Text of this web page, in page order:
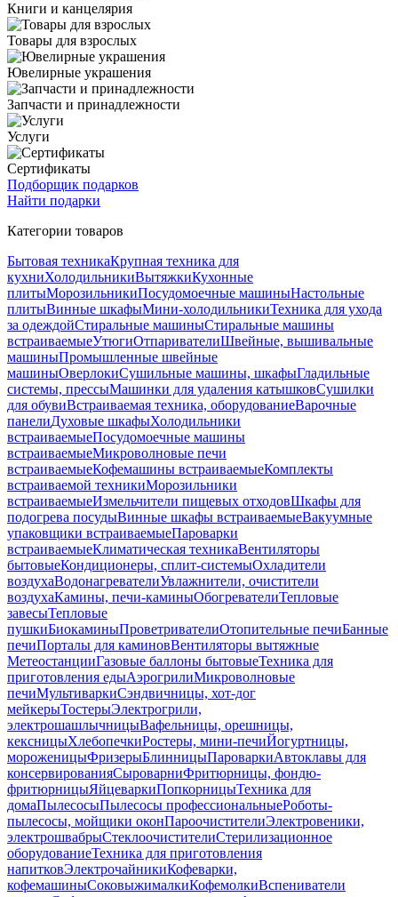
Книги и канцелярия
Товары для взрослых
Ювелирные украшения
Запчасти и принадлежности
Услуги
Сертификаты
Подборщик подарков
Найти подарки
Категории товаров
Бытовая техникаКрупная техника для
кухниХолодильникиВытяжкиКухонные
плитыМорозильникиПосудомоечные машиныНастольные
плитыВинные шкафыМини-холодильникиТехника для ухода
за одеждойСтиральные машиныСтиральные машины
встраиваемыеУтюгиОтпаривателиШвейные, вышивальные
машиныПромышленные швейные
машиныОверлокиСушильные машины, шкафыГладильные
системы, прессыМашинки для удаления катышковСушилки
для обувиВстраиваемая техника, оборудованиеВарочные
панелиДуховые шкафыХолодильники
встраиваемыеПосудомоечные машины
встраиваемыеМикроволновые печи
встраиваемыеКофемашины встраиваемыеКомплекты
встраиваемой техникиМорозильники
встраиваемыеИзмельчители пищевых отходовШкафы для
подогрева посудыВинные шкафы встраиваемыеВакуумные
упаковщики встраиваемыеПароварки
встраиваемыеКлиматическая техникаВентиляторы
бытовыеКондиционеры, сплит-системыОхладители
воздухаВодонагревателиУвлажнители, очистители
воздухаКамины, печи-каминыОбогревателиТепловые
завесыТепловые
пушкиБиокаминыПроветривателиОтопительные печиБанные
печиПорталы для каминовВентиляторы вытяжные
МетеостанцииГазовые баллоны бытовыеТехника для
приготовления едыАэрогрилиМикроволновые
печиМультиваркиСэндвичницы, хот-дог
мейкерыТостерыЭлектрогрили,
электрошашлычницыВафельницы, орешницы,
кексницыХлебопечкиРостеры, мини-печиЙогуртницы,
мороженицыФризерыБлинницыПароваркиАвтоклавы для
консервированияСыроварниФритюрницы, фондю-
фритюрницыЯйцеваркиПопкорницыТехника для
домаПылесосыПылесосы профессиональныеРоботы-
пылесосы, мойщики оконПароочистителиЭлектровеники,
электрошвабрыСтеклоочистителиСтерилизационное
оборудованиеТехника для приготовления
напитковЭлектрочайникиКофеварки,
кофемашиныСоковыжималкиКофемолкиВспениватели